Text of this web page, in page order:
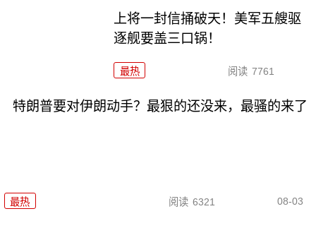
上将一封信捅破天！美军五艘驱
逐舰要盖三口锅！
最热 阅读 7761
特朗普要对伊朗动手？最狠的还没来，最骚的来了
最热 阅读 6321 08-03